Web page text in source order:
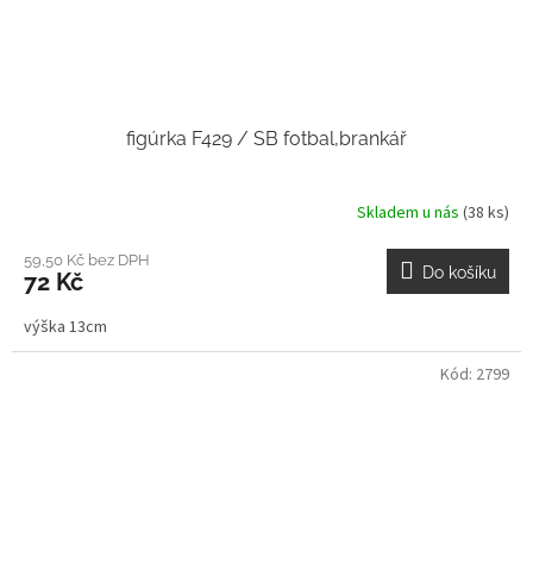
figúrka F429 / SB fotbal,brankář
Skladem u nás (38 ks)
59,50 Kč bez DPH
72 Kč Do košíku
výška 13cm
Kód: 2799